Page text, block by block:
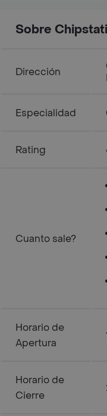
Sobre
Dirección
Especialidad
Rating
Cuanto sale?
Horario de
Apertura
Horario de
Cierre